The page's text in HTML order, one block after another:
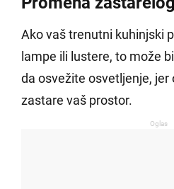
Ako vaš trenutni kuhinjski
lampe ili lustere, to može
da osvežite osvetljenje, jer
zastare vaš prostor.
Oglas